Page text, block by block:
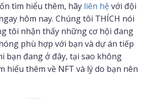
tìm hiểu thêm, hãy liên hệvới đội
hôm nay. Chúng tôi THÍCH nói
tôi nhận thấy những cơ hội đang
phù hợp với bạn và dự án tiếp
bạn đang ở đây, tại sao không
hiểu thêm về NFT và lý do bạn nên